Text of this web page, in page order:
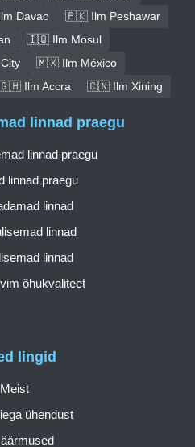
Davao
🇵🇰 Ilm Peshawar
🇮🇶 Ilm Mosul
🇲🇽 Ilm México
Ilm Accra 🇨🇳 Ilm Xining
lingid
Meist
ühendust
linnad praegu
linnad praegu
linnad praegu
linnad
linnad
linnad
õhukvaliteet